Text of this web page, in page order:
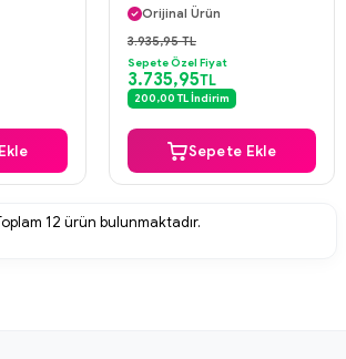
Orijinal Ürün
Güvenli Ödeme
Aynı Gün Kargo
3.935,95 TL
Sepete Özel Fiyat
3.735,95TL
200,00 TL İndirim
Sepete Ekle
12 ürün bulunmaktadır.